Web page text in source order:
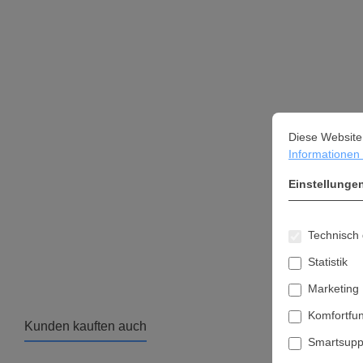
Kunden kauften auch
Cookie-
Diese Website
Diese
Informationen
Technisch
Statistik
Marketing